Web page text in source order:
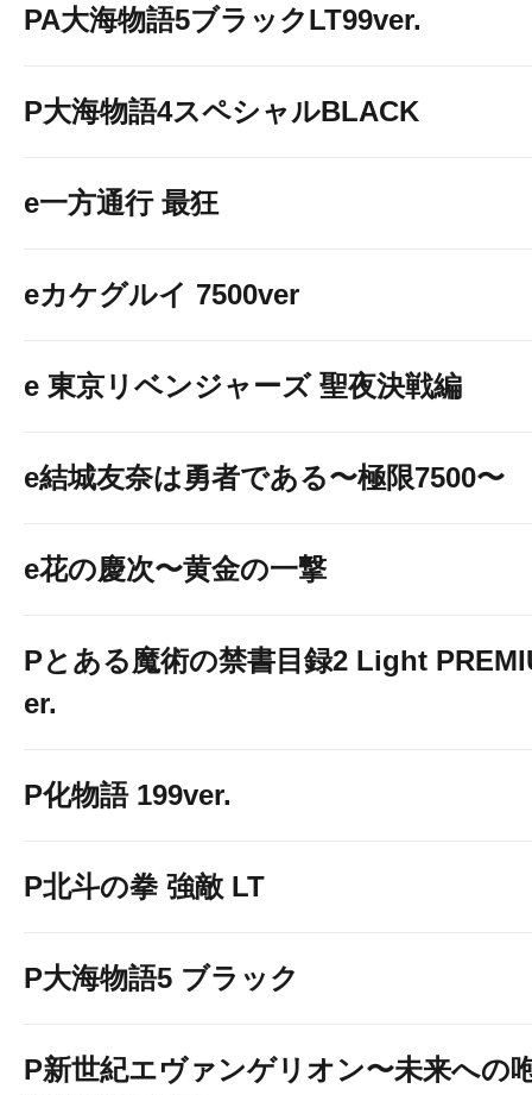
PA大海物語5ブラックLT99ver.
P大海物語4スペシャルBLACK
e一方通行 最狂
eカケグルイ 7500ver
e 東京リベンジャーズ 聖夜決戦編
e結城友奈は勇者である〜極限7500〜
e花の慶次〜黄金の一撃
Pとある魔術の禁書目録2 Light
er.
P化物語 199ver.
P北斗の拳 強敵 LT
P大海物語5 ブラック
P新世紀エヴァンゲリオン〜未来への